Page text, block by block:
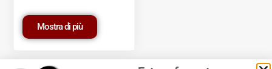
Mostra di più